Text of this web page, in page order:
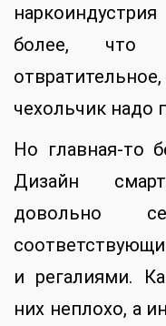
более, что
чехольчик надо
Но главная-то
Дизайн
довольно
и регалиями.
них неплохо, а